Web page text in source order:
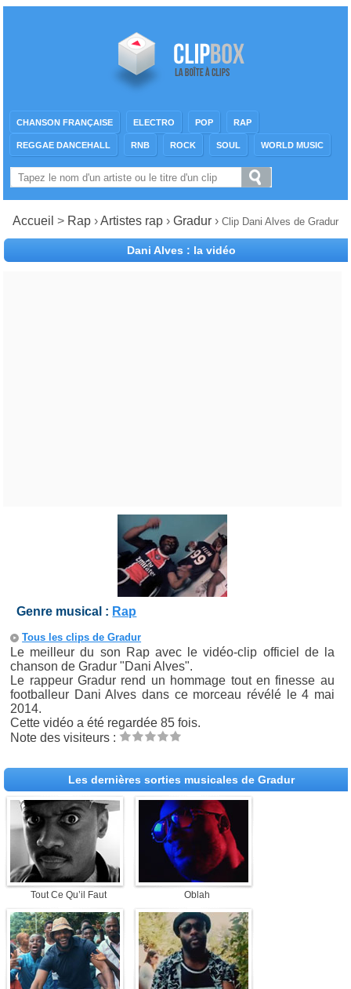
CHANSON FRANÇAISE ELECTRO POP RAP
REGGAE DANCEHALL RNB ROCK SOUL WORLD MUSIC
Accueil > Rap ›Artistes rap › Gradur › Clip Dani Alves de Gradur
Dani Alves : la vidéo
Genre musical : Rap
Tous les clips de Gradur
Le meilleur du son Rap avec le vidéo-clip officiel de la
chanson de Gradur "Dani Alves".
Le rappeur Gradur rend un hommage tout en finesse au
footballeur Dani Alves dans ce morceau révélé le 4 mai
2014.
Cette vidéo a été regardée 85 fois.
Note des visiteurs :
Les dernières sorties musicales de Gradur
Tout Ce Qu’il Faut Oblah